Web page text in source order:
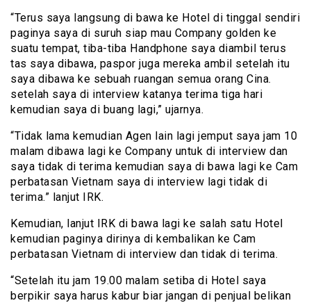
“Terus saya langsung di bawa ke Hotel di tinggal sendiri
paginya saya di suruh siap mau Company golden ke
suatu tempat, tiba-tiba Handphone saya diambil terus
tas saya dibawa, paspor juga mereka ambil setelah itu
saya dibawa ke sebuah ruangan semua orang Cina.
setelah saya di interview katanya terima tiga hari
kemudian saya di buang lagi,” ujarnya.
“Tidak lama kemudian Agen lain lagi jemput saya jam 10
malam dibawa lagi ke Company untuk di interview dan
saya tidak di terima kemudian saya di bawa lagi ke Cam
perbatasan Vietnam saya di interview lagi tidak di
terima.” lanjut IRK.
Kemudian, lanjut IRK di bawa lagi ke salah satu Hotel
kemudian paginya dirinya di kembalikan ke Cam
perbatasan Vietnam di interview dan tidak di terima.
“Setelah itu jam 19.00 malam setiba di Hotel saya
berpikir saya harus kabur biar jangan di penjual belikan